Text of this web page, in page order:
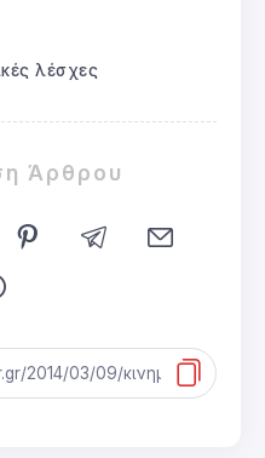
λέσχες
Άρθρου